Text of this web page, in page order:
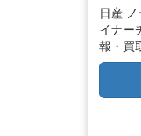
日産
イナー
報・買